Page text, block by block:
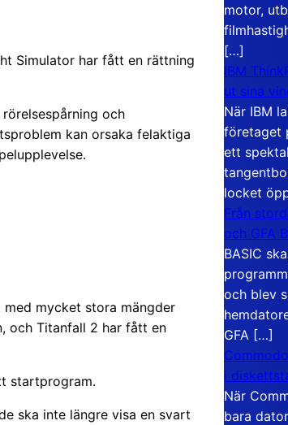
Simulator har fått en rättning
och
kan orsaka felaktiga
mycket stora mängder
och Titanfall 2 har fått en
startprogram.
ska inte längre visa en svart
motor,
[…]
IBM
ut sina
När IBM
företaget
ett
locket
Från
och GFA
BASIC
och blev
GFA […]
i
När
bara